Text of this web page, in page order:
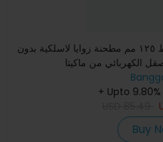
طقم دريل برو ١٨ فولت ٨٠٠ واط ١٢٥ مم مطحنة زوايا لاسلكية بدون
الكهربائي من ماكيتا
+ Upto
Buy